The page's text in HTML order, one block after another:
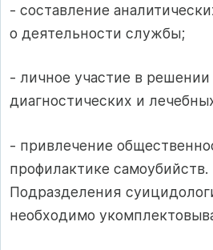
- составление
о деятельности службы;
- личное участие в
диагностических и
- привлечение
профилактике самоубийств.
Подразделения
необходимо